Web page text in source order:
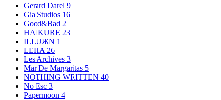
Gerard Darel 9
Gia Studios 16
Good&Bad 2
HAIKURE 23
ILLUЖN 1
LEHA 26
Les Archives 3
Mar De Margaritas 5
NOTHING WRITTEN 40
No Esc 3
Papermoon 4